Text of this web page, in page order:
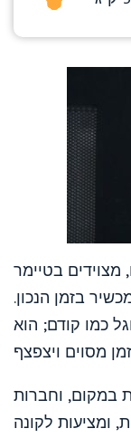
מצוידים בטיימר
בזמן הנכון.
כמו קודם; הוא
במקום, וחברות
ומציעות לקונה